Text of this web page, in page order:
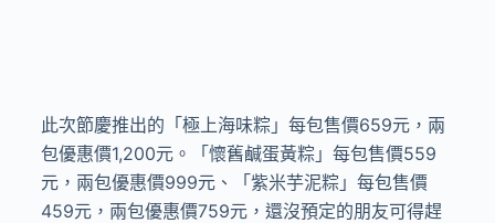
此次節慶推出的「極上海味粽」每包售價659元，兩
包優惠價1,200元。「懷舊鹹蛋黃粽」每包售價559
元，兩包優惠價999元、「紫米芋泥粽」每包售價
459元，兩包優惠價759元，還沒預定的朋友可得趕